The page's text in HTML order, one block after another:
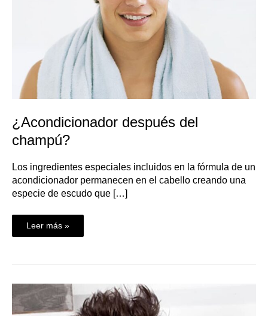
¿Acondicionador después del
champú?
Los ingredientes especiales incluidos en la fórmula de un
acondicionador permanecen en el cabello creando una
especie de escudo que […]
Leer más »
¿Qué
hacer
un